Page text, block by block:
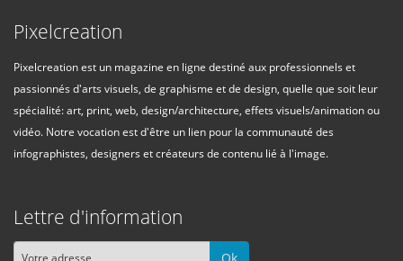
Pixelcreation
Pixelcreation est un magazine en ligne destiné aux professionnels et
passionnés d'arts visuels, de graphisme et de design, quelle que soit leur
spécialité: art, print, web, design/architecture, effets visuels/animation ou
vidéo. Notre vocation est d'être un lien pour la communauté des
infographistes, designers et créateurs de contenu lié à l'image.
Lettre d'information